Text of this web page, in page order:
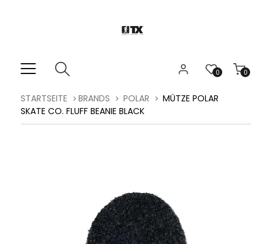
0
0
STARTSEITE BRANDS POLAR
MÜTZE POLAR
SKATE CO. FLUFF BEANIE BLACK